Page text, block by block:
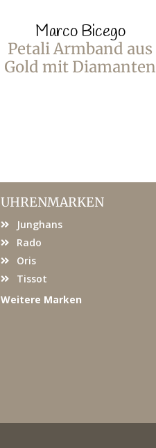
Marco Bicego
Petali Armband aus
Gold mit Diamanten
UHRENMARKEN
Junghans
Rado
Oris
Tissot
Weitere Marken